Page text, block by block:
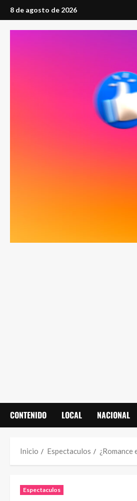
Saltar
al
contenido
8 de agosto de 2026
CONTENIDO LOCAL NACIONAL
Inicio Espectaculos ¿Romance
Espectaculos